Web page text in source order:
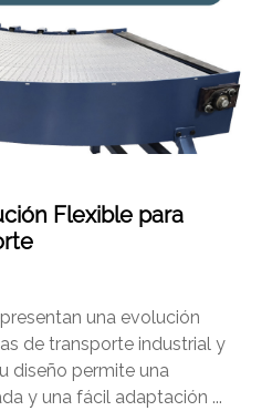
Flexible para
una evolución
de transporte industrial y
diseño permite una
y una fácil adaptación ...